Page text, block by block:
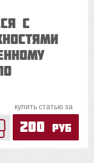
с
купить статью за
200 руб